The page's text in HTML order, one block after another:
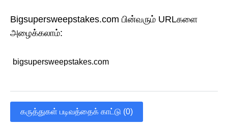
Bigsupersweepstakes.com பின்வரும் URLகளை
அழைக்கலாம்:
bigsupersweepstakes.com
கருத்துகள் படிவத்தைக் காட்டு (0)